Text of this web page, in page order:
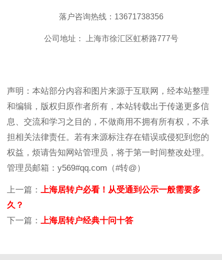
落户咨询热线：13671738356
公司地址： 上海市徐汇区虹桥路777号
声明：本站部分内容和图片来源于互联网，经本站整理
和编辑，版权归原作者所有，本站转载出于传递更多信
息、交流和学习之目的，不做商用不拥有所有权，不承
担相关法律责任。若有来源标注存在错误或侵犯到您的
权益，烦请告知网站管理员，将于第一时间整改处理。
管理员邮箱：y569#qq.com（#转@）
上一篇： 上海居转户必看！从受通到公示一般需要多
久？
下一篇： 上海居转户经典十问十答